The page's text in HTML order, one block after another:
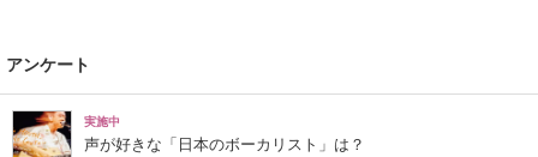
アンケート
実施中
声が好きな「日本のボーカリスト」は？